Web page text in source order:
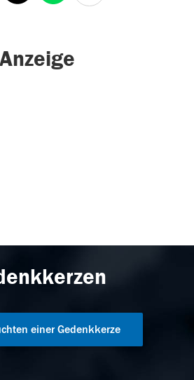
Anzeige
einer Gedenkkerze